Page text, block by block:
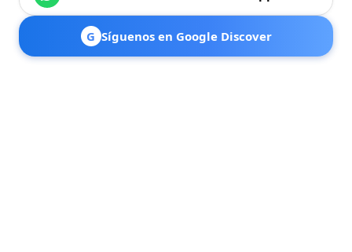
G Síguenos en Google Discover